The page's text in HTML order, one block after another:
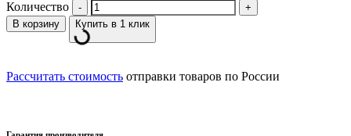
Количество
В корзину Купить в 1 клик
Рассчитать стоимость отправки товаров по России